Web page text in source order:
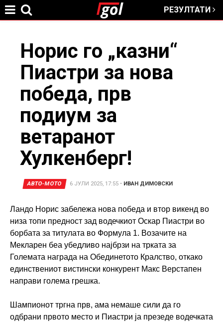
РЕЗУЛТАТИ
here
Норис го „казни“
Пиастри за нова
победа, прв
подиум за
ветаранот
Хулкенберг!
АВТО-МОТО 6 ЈУЛИ 2025, 17:55 • ИВАН ДИМОВСКИ
Ландо Норис забележа нова победа и втор викенд во
низа топи предност зад водечкиот Оскар Пиастри во
борбата за титулата во Формула 1. Возачите на
Мекларен беа убедливо најбрзи на трката за
Големата награда на Обединетото Кралство, откако
единствениот вистински конкурент Макс Верстапен
направи голема грешка.
Шампионот тргна прв, ама немаше сили да го
одбрани првото место и Пиастри ја презеде водечката